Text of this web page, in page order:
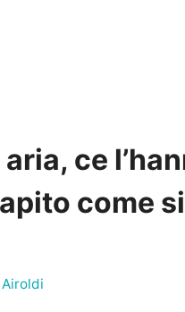
ce
come